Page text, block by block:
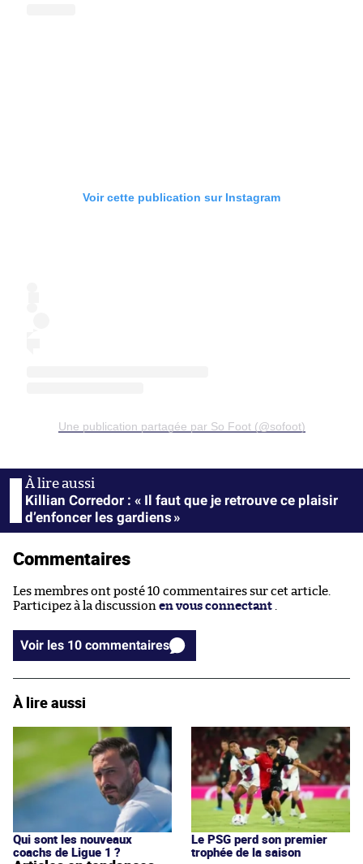
Voir cette publication sur Instagram
Une publication partagée par So Foot (@sofoot)
Killian Corredor : « Il faut que je retrouve ce plaisir
d’enfoncer les gardiens »
Commentaires
Les membres ont posté 10 commentaires sur cet article.
Participez à la discussion en vous connectant .
Voir les 10 commentaires
À lire aussi
Qui sont les nouveaux
coachs de Ligue 1 ?
Le PSG perd son premier
trophée de la saison